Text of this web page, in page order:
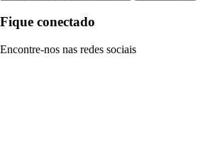
Fique conectado
Encontre-nos nas redes sociais